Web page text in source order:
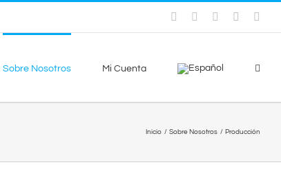
InstagramFacebook YouTube
Sobre Nosotros Mi Cuenta
Inicio Sobre Nosotros Producción